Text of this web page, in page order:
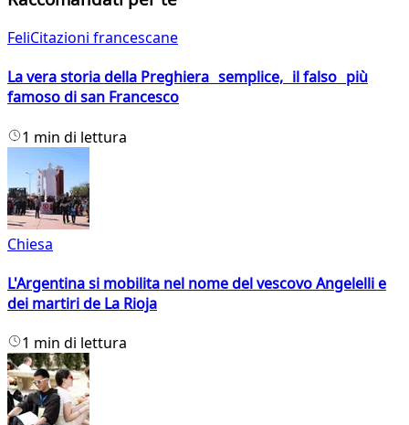
FeliCitazioni francescane
La vera storia della Preghiera semplice, il falso più
famoso di san Francesco
1 min di lettura
Chiesa
L'Argentina si mobilita nel nome del vescovo Angelelli e
dei martiri de La Rioja
1 min di lettura